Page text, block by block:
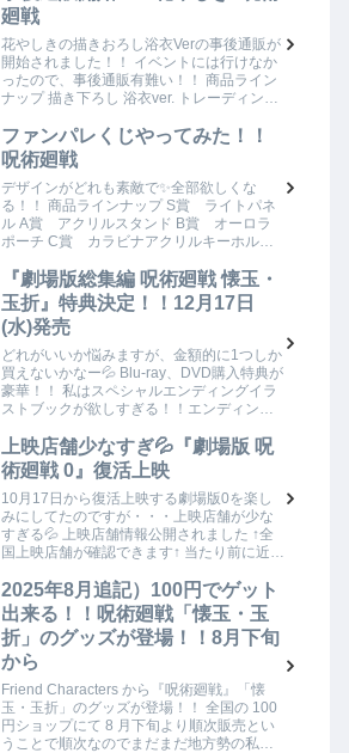
♪…
廻戦
花やしきの描きおろし浴衣Verの事後通販が
開始されました！！ イベントには行けなか
ったので、事後通販有難い！！ 商品ライン
ナップ 描き下ろし 浴衣ver. トレーディング
ーディンググリッター缶…
ファンパレくじやってみた！！
呪術廻戦
デザインがどれも素敵で✨全部欲しくな
る！！ 商品ラインナップ S賞 ライトパネ
ル A賞 アクリルスタンド B賞 オーロラ
ポーチ C賞 カラビナアクリルキーホルダ
ッジ Wチャンスあり！！ 「5回連続（…
『劇場版総集編 呪術廻戦 懐玉・
玉折』特典決定！！12月17日
(水)発売
どれがいいか悩みますが、金額的に1つしか
買えないかなー💦 Blu-ray、DVD購入特典が
豪華！！ 私はスペシャルエンディングイラ
ストブックが欲しすぎる！！エンディング
る♡大きなサイズであのアオハルが…
上映店舗少なすぎ💦『劇場版 呪
術廻戦 0』復活上映
10月17日から復活上映する劇場版0を楽し
みにしてたのですが・・・上映店舗が少な
すぎる💦 上映店舗情報公開されました ↑全
国上映店舗が確認できます↑ 当たり前に近く
店舗全然ない💦えーーー！？ここからも
っ…
2025年8月追記）100円でゲット
出来る！！呪術廻戦「懐玉・玉
折」のグッズが登場！！8月下旬
から
Friend Characters から『呪術廻戦』「懐
玉・玉折」のグッズが登場！！ 全国の 100
円ショップにて 8 月下旬より順次販売とい
うことで順次なのでまだまだ地方勢の私の